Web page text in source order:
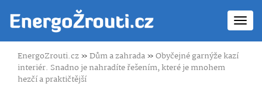
EnergoZrouti.cz»Dům a zahrada»Obyčejné garnýže kazí
interiér. Snadno je nahradíte řešením, které je mnohem
hezčí a praktičtější